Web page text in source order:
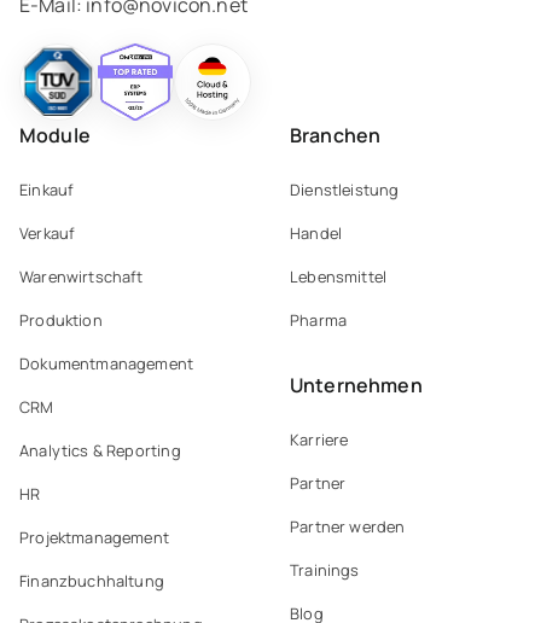
Module
Einkauf
Verkauf
Warenwirtschaft
Produktion
Dokumentmanagement
CRM
Analytics & Reporting
HR
Projektmanagement
Finanzbuchhaltung
Branchen
Dienstleistung
Handel
Lebensmittel
Pharma
Unternehmen
Karriere
Partner
Partner werden
Trainings
Blog